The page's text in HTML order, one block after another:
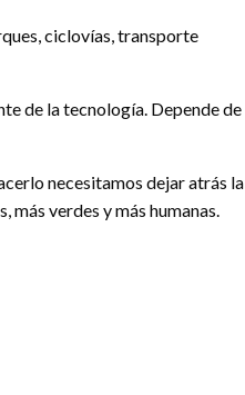
ciclovías, transporte
de la tecnología. Depende de
necesitamos dejar atrás la
verdes y más humanas.